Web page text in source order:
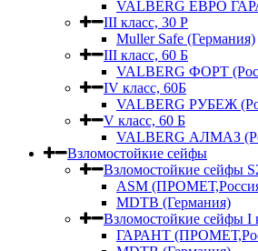
VALBERG ЕВРО
III класс, 30 Р
Muller Safe (Германия)
III класс, 60 Б
VALBERG ФОРТ
IV класс, 60Б
VALBERG РУБЕЖ
V класс, 60 Б
VALBERG АЛМАЗ
Взломостойкие сейфы
Взломостойкие сейфы
ASM
MDTB (Германия)
Взломостойкие сейфы I
ГАРАНТ